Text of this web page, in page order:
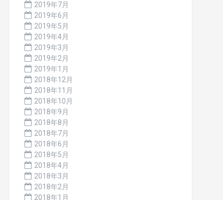
2019年7月
2019年6月
2019年5月
2019年4月
2019年3月
2019年2月
2019年1月
2018年12月
2018年11月
2018年10月
2018年9月
2018年8月
2018年7月
2018年6月
2018年5月
2018年4月
2018年3月
2018年2月
2018年1月